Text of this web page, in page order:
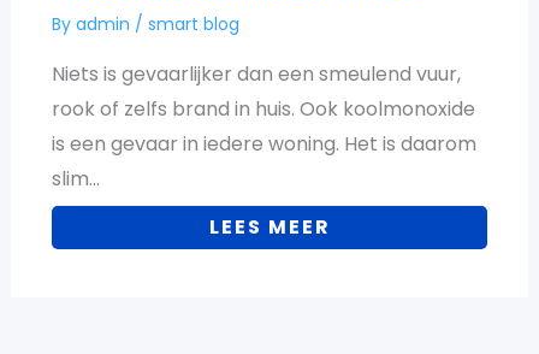
By admin / smart blog
Niets is gevaarlijker dan een smeulend vuur,
rook of zelfs brand in huis. Ook koolmonoxide
is een gevaar in iedere woning. Het is daarom
slim…
LEES MEER